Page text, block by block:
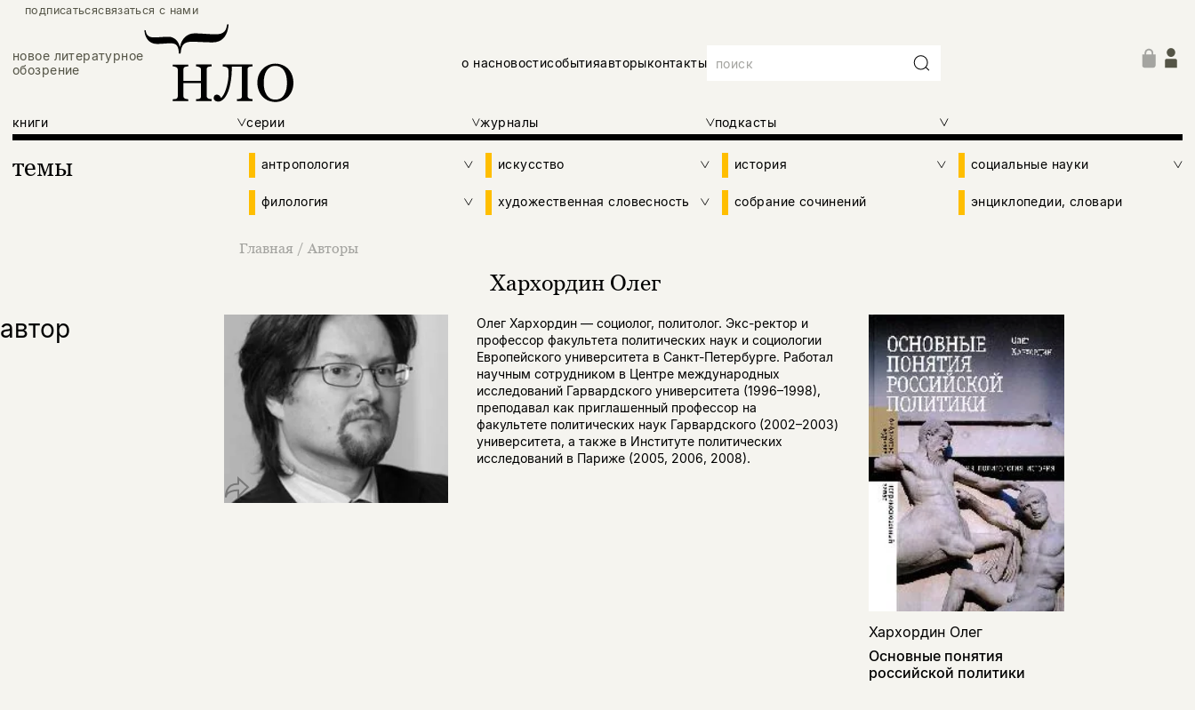
подписатьсясвязаться с нами
новое литературное
обозрение
о насновостисобытияавторыконтакты
книги серии журналы подкасты
темы антропология искусство история социальные науки
филология художественная словесность собрание сочинений энциклопедии, словари
Главная / Авторы
Хархордин Олег
автор
Олег Хархордин — социолог, политолог. Экс-ректор и
профессор факультета политических наук и социологии
Европейского университета в Санкт-Петербурге. Работал
научным сотрудником в Центре международных
исследований Гарвардского университета (1996–1998),
преподавал как приглашенный профессор на
факультете политических наук Гарвардского (2002–2003)
университета, а также в Институте политических
исследований в Париже (2005, 2006, 2008).
Хархордин Олег
Основные понятия
российской политики